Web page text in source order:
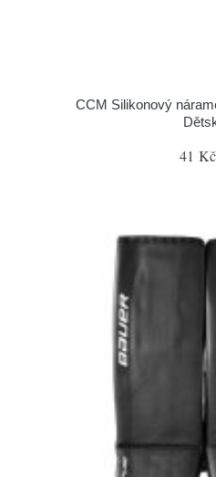
CCM Silikonový
41 Kč